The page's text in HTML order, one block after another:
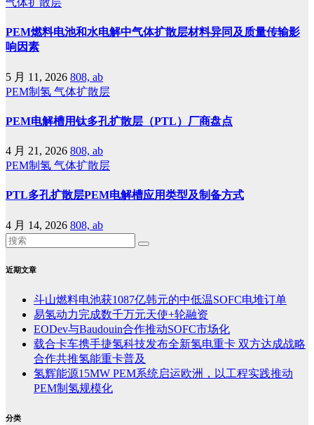
气体扩散层
PEM燃料电池和水电解中气体扩散层材料异同及质量传输影
响因素
5 月 11, 2026 808, ab
PEM制氢 气体扩散层
PEM电解槽用钛多孔扩散层（PTL）厂商盘点
4 月 21, 2026 808, ab
PEM制氢 气体扩散层
PTL多孔扩散层PEM电解槽应用类型及制备方式
4 月 14, 2026 808, ab
近期文章
斗山燃料电池获1087亿韩元的中低温SOFC电堆订单
易氢动力完成数千万元天使+轮融资
EODev与Baudouin合作推动SOFC市场化
载合卡车携手捷氢科技发布全新氢电重卡 双方达成战略
合作共推氢能重卡普及
氢辉能源15MW PEM系统启运欧洲，以工程实践推动
PEM制氢规模化
分类